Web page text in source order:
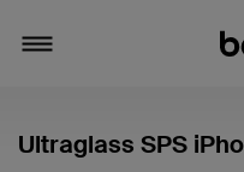
Ultraglass SPS